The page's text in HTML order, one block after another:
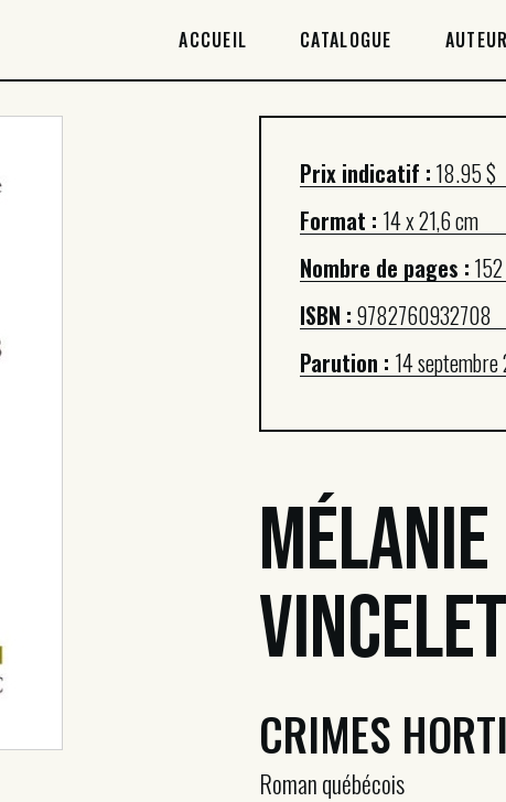
ACCUEIL CATALOGUE
CATALOGUE
Prix indicatif : 18.95 $
Format : 14 x 21,6 cm
Nombre de pages : 152
ISBN : 9782760932708
Parution : 14
Mélanie
CRIMES
Roman québécois